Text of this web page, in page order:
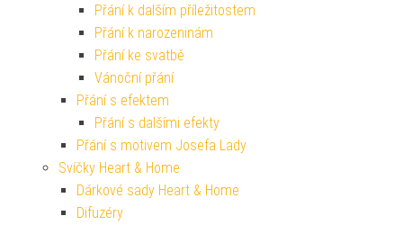
Přání k dalším příležitostem
Přání k narozeninám
Přání ke svatbě
Vánoční přání
Přání s efektem
Přání s dalšími efekty
Přání s motivem Josefa Lady
Svíčky Heart & Home
Dárkové sady Heart & Home
Difuzéry